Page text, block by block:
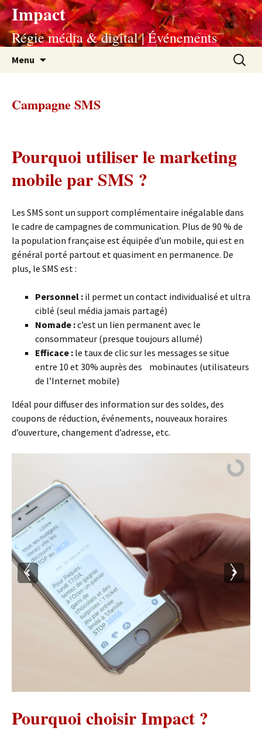
Impact
Régie média & digital | Événements
Menu
Campagne SMS
Pourquoi utiliser le marketing
mobile par SMS ?
Les SMS sont un support complémentaire inégalable dans
le cadre de campagnes de communication. Plus de 90 % de
la population française est équipée d’un mobile, qui est en
général porté partout et quasiment en permanence. De
plus, le SMS est :
Personnel : il permet un contact individualisé et ultra
ciblé (seul média jamais partagé)
Nomade :c’est un lien permanent avec le
consommateur (presque toujours allumé)
Efficace : le taux de clic sur les messages se situe
entre 10 et 30% auprès des mobinautes (utilisateurs
de l’Internet mobile)
Idéal pour diffuser des information sur des soldes, des
coupons de réduction, événements, nouveaux horaires
d’ouverture, changement d’adresse, etc.
Pourquoi choisir Impact ?